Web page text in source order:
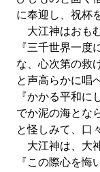
に奉迎し、祝杯
大江神はおも
『三千世界一
な、心次第の救
と声高らかに唱
『かかる平和
でか泥の海とな
と怪しみて、口
大江神は、大
『この際心を